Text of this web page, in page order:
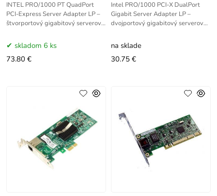
INTEL PRO/1000 PT QuadPort
PCI-Express Server Adapter LP –
štvorportový gigabitový serverový
PCI Express v low-profile
skladom 6 ks
73.80 €
Intel PRO/1000 PCI-X DualPort
Gigabit Server Adapter LP –
dvojportový gigabitový serverový
rozhraním v low-profile prevedení.
na sklade
30.75 €